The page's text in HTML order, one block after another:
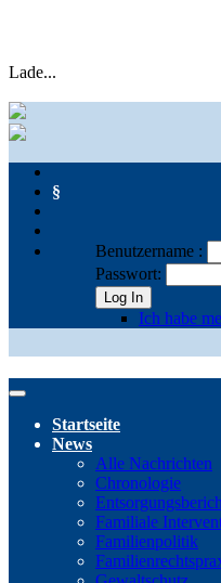
Lade...
§
Benutzername :
Passwort:
Log In
Ich habe
Startseite
News
Alle Nachrichten
Chronologie
Familiale
Familienpolitik